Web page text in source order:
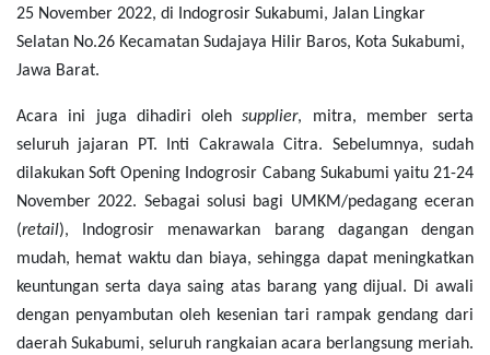
25 November 2022, di Indogrosir Sukabumi, Jalan Lingkar
Selatan No.26 Kecamatan Sudajaya Hilir Baros, Kota Sukabumi,
Jawa Barat.
Acara ini juga dihadiri olehsupplier, mitra, member serta
seluruh jajaran PT. Inti Cakrawala Citra. Sebelumnya, sudah
dilakukan Soft Opening Indogrosir Cabang Sukabumi yaitu 21-24
November 2022. Sebagai solusi bagi UMKM/pedagang eceran
(retail), Indogrosir menawarkan barang dagangan dengan
mudah, hemat waktu dan biaya, sehingga dapat meningkatkan
keuntungan serta daya saing atas barang yang dijual. Di awali
dengan penyambutan oleh kesenian tari rampak gendang dari
daerah Sukabumi, seluruh rangkaian acara berlangsung meriah.